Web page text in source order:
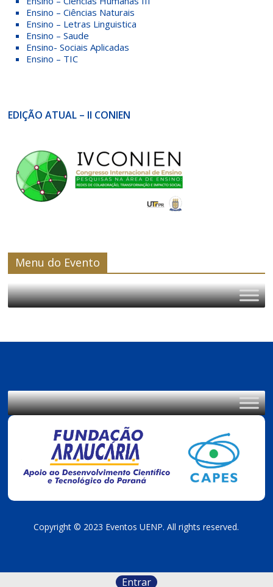
Ensino – Ciências Naturais
Ensino – Letras Linguistica
Ensino – Saude
Ensino- Sociais Aplicadas
Ensino – TIC
EDIÇÃO ATUAL – II CONIEN
Menu do Evento
Copyright © 2023 Eventos UENP. All rights reserved.
Entrar